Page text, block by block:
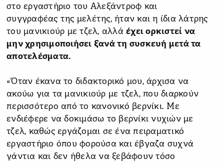
στο εργαστήριο του Αλεξάντροφ και
συγγραφέας της μελέτης, ήταν και η ίδια λάτρης
του μανικιούρ με τζελ, αλλά έχει ορκιστεί να
μην χρησιμοποιήσει ξανά τη συσκευή μετά τα
αποτελέσματα.
«Όταν έκανα το διδακτορικό μου, άρχισα να
ακούω για τα μανικιούρ με τζελ, που διαρκούν
περισσότερο από το κανονικό βερνίκι. Με
ενδιέφερε να δοκιμάσω το βερνίκι νυχιών με
τζελ, καθώς εργάζομαι σε ένα πειραματικό
εργαστήριο όπου φορούσα και έβγαζα συχνά
γάντια και δεν ήθελα να ξεβάφουν τόσο